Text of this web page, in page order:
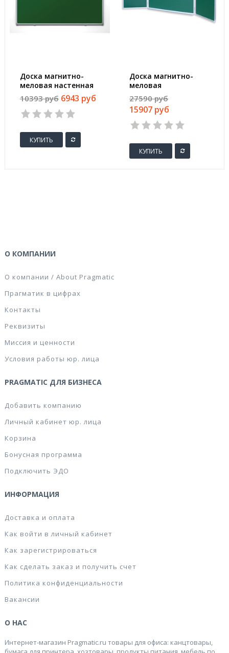
Доска магнитно-
меловая настенная
одноэлементная
Attache 100x150 см
лаковое покрытие
10393 руб 6943 руб
КУПИТЬ
Доска магнитно-
меловая
трехсекционная
Attache 100x300 см
лаковое покрытие
зеленая
27590 руб
15907 руб
КУПИТЬ
О КОМПАНИИ
О компании / About Pragmatic
Прагматик в цифрах
Контакты
Реквизиты
Миссия и ценности
Условия работы юр. лица
PRAGMATIC ДЛЯ БИЗНЕСА
Добавить компанию
Личный кабинет юр. лица
Корзина
Бонусная программа
Подключить ЭДО
ИНФОРМАЦИЯ
Доставка и оплата
Как войти в личный кабинет
Как зарегистрироваться
Как сделать заказ и получить счет
Политика конфиденциальности
Вакансии
О НАС
Интернет-магазин Pragmatic.ru товары для офиса: канцтовары,